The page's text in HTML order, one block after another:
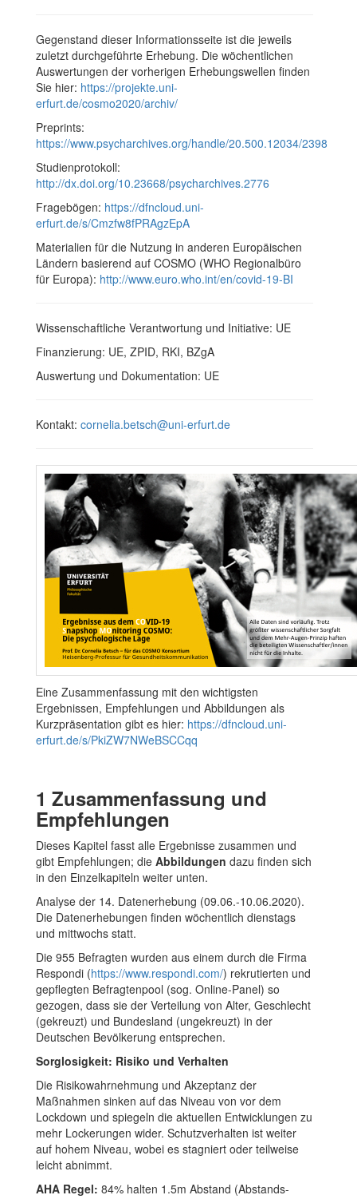
Gegenstand dieser Informationsseite ist die jeweils
zuletzt durchgeführte Erhebung. Die wöchentlichen
Auswertungen der vorherigen Erhebungswellen finden
Sie hier: https://projekte.uni-
erfurt.de/cosmo2020/archiv/
Preprints:
https://www.psycharchives.org/handle/20.500.12034/2398
Studienprotokoll:
http://dx.doi.org/10.23668/psycharchives.2776
Fragebögen: https://dfncloud.uni-
erfurt.de/s/Cmzfw8fPRAgzEpA
Materialien für die Nutzung in anderen Europäischen
Ländern basierend auf COSMO (WHO Regionalbüro
für Europa): http://www.euro.who.int/en/covid-19-BI
Wissenschaftliche Verantwortung und Initiative: UE
Finanzierung: UE, ZPID, RKI, BZgA
Auswertung und Dokumentation: UE
Kontakt: cornelia.betsch@uni-erfurt.de
Eine Zusammenfassung mit den wichtigsten
Ergebnissen, Empfehlungen und Abbildungen als
Kurzpräsentation gibt es hier: https://dfncloud.uni-
erfurt.de/s/PkiZW7NWeBSCCqq
1 Zusammenfassung und
Empfehlungen
Dieses Kapitel fasst alle Ergebnisse zusammen und
gibt Empfehlungen; die Abbildungen dazu finden sich
in den Einzelkapiteln weiter unten.
Analyse der 14. Datenerhebung (09.06.-10.06.2020).
Die Datenerhebungen finden wöchentlich dienstags
und mittwochs statt.
Die 955 Befragten wurden aus einem durch die Firma
Respondi (https://www.respondi.com/) rekrutierten und
gepflegten Befragtenpool (sog. Online-Panel) so
gezogen, dass sie der Verteilung von Alter, Geschlecht
(gekreuzt) und Bundesland (ungekreuzt) in der
Deutschen Bevölkerung entsprechen.
Sorglosigkeit: Risiko und Verhalten
Die Risikowahrnehmung und Akzeptanz der
Maßnahmen sinken auf das Niveau von vor dem
Lockdown und spiegeln die aktuellen Entwicklungen zu
mehr Lockerungen wider. Schutzverhalten ist weiter
auf hohem Niveau, wobei es stagniert oder teilweise
leicht abnimmt.
AHA Regel: 84% halten 1.5m Abstand (Abstands-